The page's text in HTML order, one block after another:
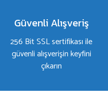
Güvenli Alışveriş
256 Bit SSL sertifikası ile
güvenli alışverişin keyfini
çıkarın